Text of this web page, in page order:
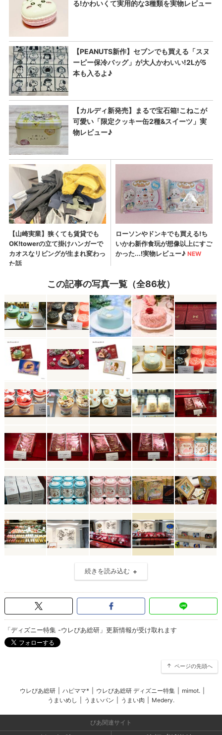
この記事の写真一覧（全86枚）
続きを読み込む
「ディズニー特集 -ウレぴあ総研」更新情報が受け取れます
ページの先頭へ
ウレぴあ総研 ハピママ* ウレぴあ総研 ディズニー特集 mimot.
うまいめし
うまいパン うまい肉 Medery.
ぴあ関連サイト